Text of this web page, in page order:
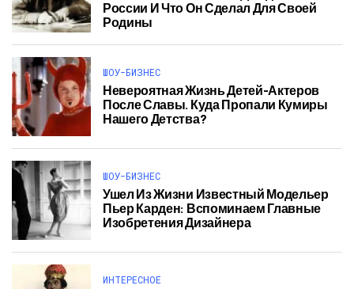
России И Что Он Сделал Для Своей
Родины
ШОУ-БИЗНЕС
Невероятная Жизнь Детей-Актеров
После Славы. Куда Пропали Кумиры
Нашего Детства?
ШОУ-БИЗНЕС
Ушел Из Жизни Известный Модельер
Пьер Карден: Вспоминаем Главные
Изобретения Дизайнера
ИНТЕРЕСНОЕ